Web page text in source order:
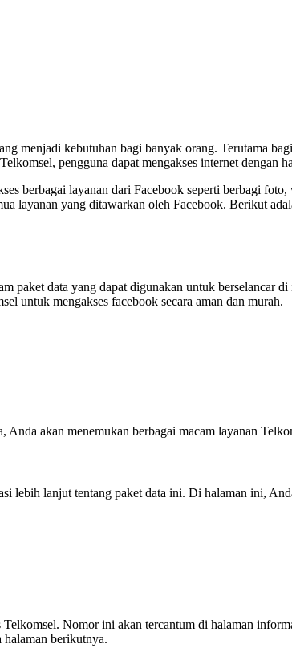
menjadi kebutuhan bagi banyak orang. Terutama
pengguna dapat mengakses internet dengan
berbagai layanan dari Facebook seperti berbagi
layanan yang ditawarkan oleh Facebook. Berikut
paket data yang dapat digunakan untuk berselancar
untuk mengakses facebook secara aman dan murah.
akan menemukan berbagai macam layanan
lebih lanjut tentang paket data ini. Di halaman ini,
Nomor ini akan tercantum di halaman
halaman berikutnya.